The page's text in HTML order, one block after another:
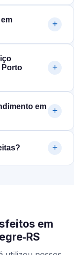
Porto
em
em